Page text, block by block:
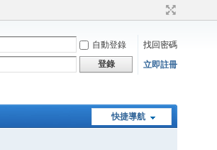
自動登錄
找回密碼
登錄 立即註冊
快捷導航